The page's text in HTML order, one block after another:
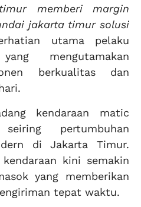
memberi margin
jakarta timur solusi
utama pelaku
mengutamakan
berkualitas dan
kendaraan matic
pertumbuhan
di Jakarta Timur.
kini semakin
yang memberikan
tepat waktu.